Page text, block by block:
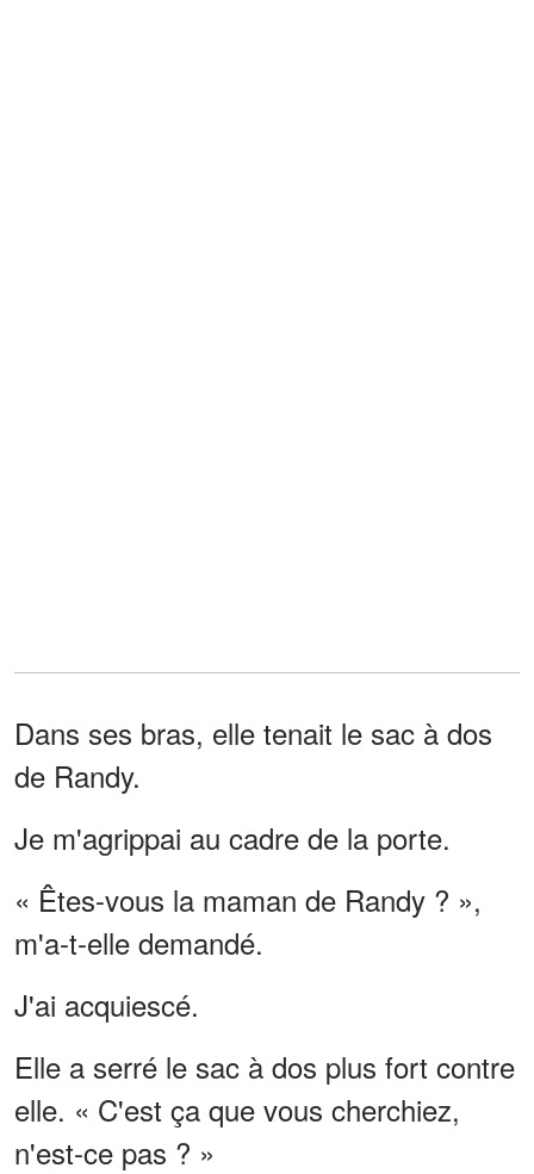
Dans ses bras, elle tenait le sac à dos
de Randy.
Je m'agrippai au cadre de la porte.
« Êtes-vous la maman de Randy ? »,
m'a-t-elle demandé.
J'ai acquiescé.
Elle a serré le sac à dos plus fort contre
elle. « C'est ça que vous cherchiez,
n'est-ce pas ? »